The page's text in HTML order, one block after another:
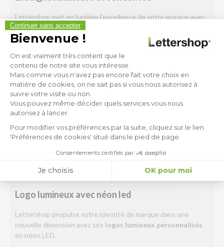
Continuer sans accepter
Bienvenue !
Plateforme de Gestion du
On est vraiment très content que le
contenu de notre site vous intéresse.
Mais comme vous n'avez pas encore fait votre choix en
matière de cookies, on ne sait pas si vous nous autorisez à
suivre votre visite ou non.
Vous pouvez même décider quels services vous nous
autorisez à lancer.
Pour modifier vos préférences par la suite, cliquez sur le lien
'Préférences de cookies' situé dans le pied de page.
Consentements certifiés par
Je choisis OK pour moi
Axeptio consent
Lettershop met en lumière l’excellence de votre marque avec
des enseignes lumineuses innovantes utilisant le
Alliant l’esthétique vintage du néon à l’efficacité énergétique
des LEDs, ces enseignes offrent une luminosité et une
vivacité de couleurs inégalées. Conçues sur mesure, elles
captent l’attention, jour et nuit, et insufflent une atmosphère
unique à votre espace.
Que ce soit pour élever votre vitrine, décorer votre intérieur
ou signaler votre présence dans un événement, nos
enseignes néon LEDcombinent durabilité, faible
consommation énergétique et un impact visuel fort. Avec
votre audience.
Logo lumineux avec néon led
Lettershop propulse votre identité de marque dans une
nouvelle dimension avec ses logos lumineux personnalisés
en néon LED.